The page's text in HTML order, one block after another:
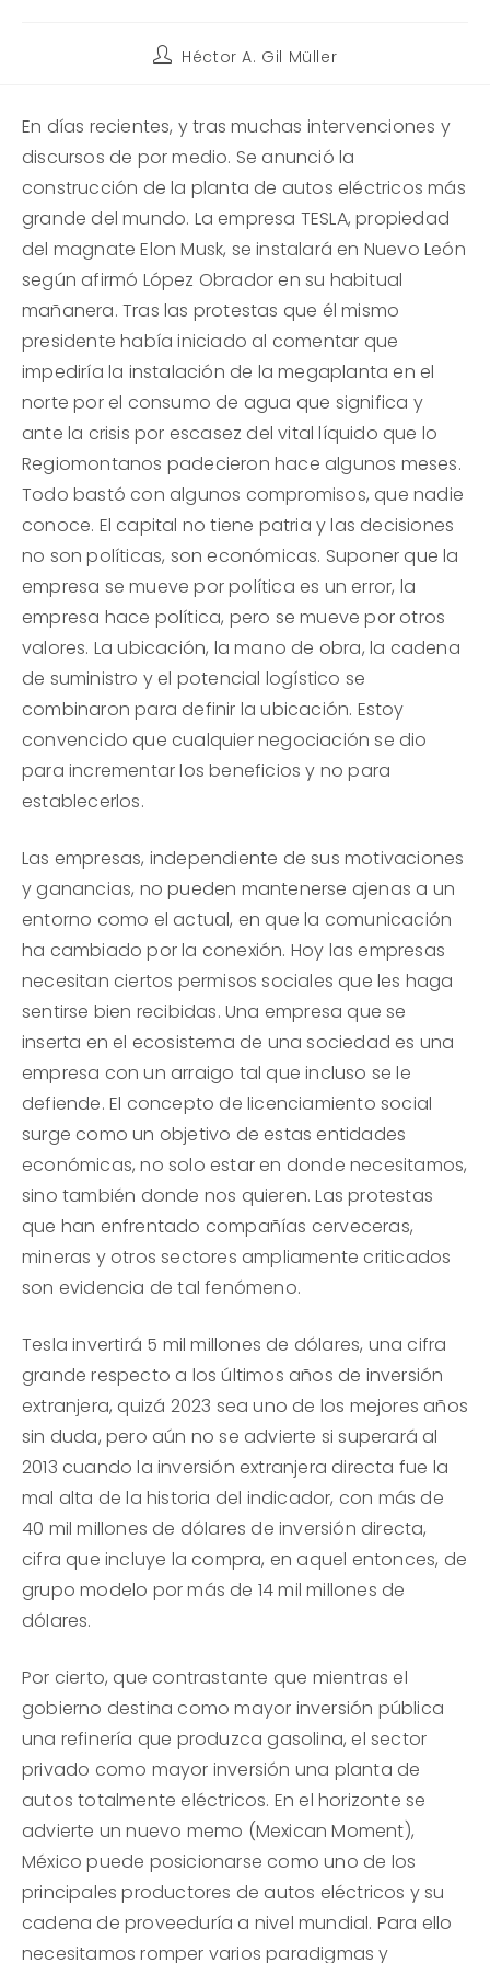
Autor
entrada:
Héctor A. Gil Müller
En días recientes, y tras muchas intervenciones y
discursos de por medio. Se anunció la
construcción de la planta de autos eléctricos más
grande del mundo. La empresa TESLA, propiedad
del magnate Elon Musk, se instalará en Nuevo León
según afirmó López Obrador en su habitual
mañanera. Tras las protestas que él mismo
presidente había iniciado al comentar que
impediría la instalación de la megaplanta en el
norte por el consumo de agua que significa y
ante la crisis por escasez del vital líquido que lo
Regiomontanos padecieron hace algunos meses.
Todo bastó con algunos compromisos, que nadie
conoce. El capital no tiene patria y las decisiones
no son políticas, son económicas. Suponer que la
empresa se mueve por política es un error, la
empresa hace política, pero se mueve por otros
valores. La ubicación, la mano de obra, la cadena
de suministro y el potencial logístico se
combinaron para definir la ubicación. Estoy
convencido que cualquier negociación se dio
para incrementar los beneficios y no para
establecerlos.
Las empresas, independiente de sus motivaciones
y ganancias, no pueden mantenerse ajenas a un
entorno como el actual, en que la comunicación
ha cambiado por la conexión. Hoy las empresas
necesitan ciertos permisos sociales que les haga
sentirse bien recibidas. Una empresa que se
inserta en el ecosistema de una sociedad es una
empresa con un arraigo tal que incluso se le
defiende. El concepto de licenciamiento social
surge como un objetivo de estas entidades
económicas, no solo estar en donde necesitamos,
sino también donde nos quieren. Las protestas
que han enfrentado compañías cerveceras,
mineras y otros sectores ampliamente criticados
son evidencia de tal fenómeno.
Tesla invertirá 5 mil millones de dólares, una cifra
grande respecto a los últimos años de inversión
extranjera, quizá 2023 sea uno de los mejores años
sin duda, pero aún no se advierte si superará al
2013 cuando la inversión extranjera directa fue la
mal alta de la historia del indicador, con más de
40 mil millones de dólares de inversión directa,
cifra que incluye la compra, en aquel entonces, de
grupo modelo por más de 14 mil millones de
dólares.
Por cierto, que contrastante que mientras el
gobierno destina como mayor inversión pública
una refinería que produzca gasolina, el sector
privado como mayor inversión una planta de
autos totalmente eléctricos. En el horizonte se
advierte un nuevo memo (Mexican Moment),
México puede posicionarse como uno de los
principales productores de autos eléctricos y su
cadena de proveeduría a nivel mundial. Para ello
necesitamos romper varios paradigmas y